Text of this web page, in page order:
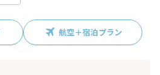
航空＋宿泊プラン